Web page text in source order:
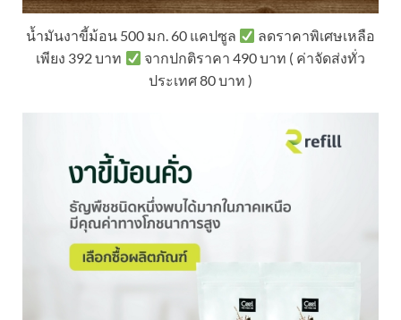
น้ำมันงาขี้ม้อน 500 มก. 60 แคปซูล
ลดราคาพิเศษเหลือ
เพียง 392 บาท
จากปกติราคา 490 บาท ( ค่าจัดส่งทั่ว
ประเทศ 80 บาท )